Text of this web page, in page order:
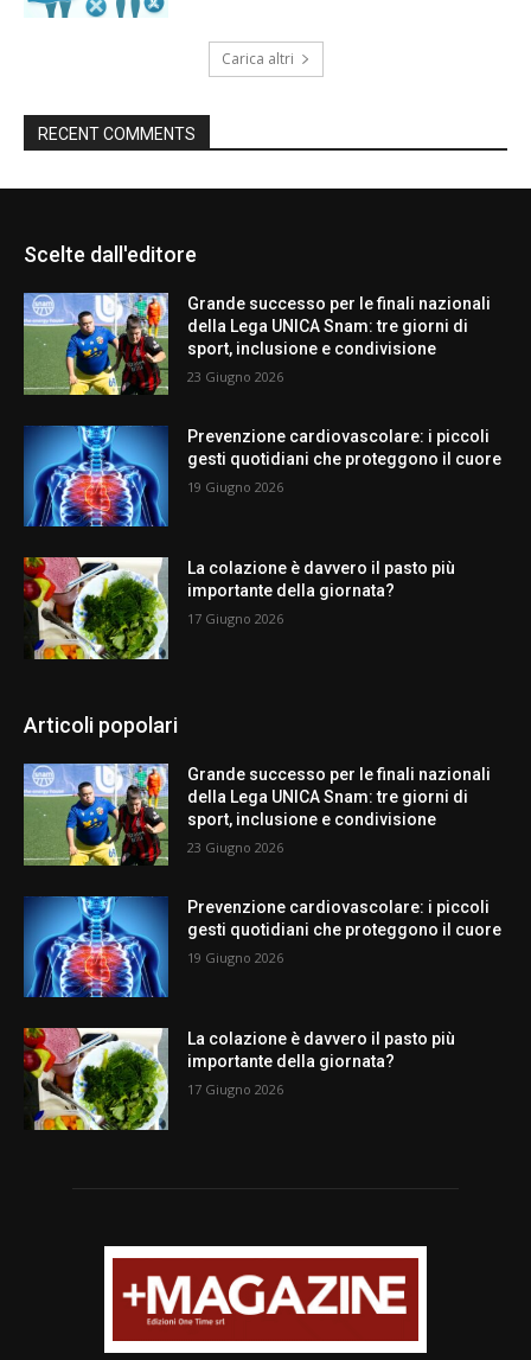
Carica altri
RECENT COMMENTS
Scelte dall'editore
Grande successo per le finali nazionali
della Lega UNICA Snam: tre giorni di
sport, inclusione e condivisione
23 Giugno 2026
Prevenzione cardiovascolare: i piccoli
gesti quotidiani che proteggono il cuore
19 Giugno 2026
La colazione è davvero il pasto più
importante della giornata?
17 Giugno 2026
Articoli popolari
Grande successo per le finali nazionali
della Lega UNICA Snam: tre giorni di
sport, inclusione e condivisione
23 Giugno 2026
Prevenzione cardiovascolare: i piccoli
gesti quotidiani che proteggono il cuore
19 Giugno 2026
La colazione è davvero il pasto più
importante della giornata?
17 Giugno 2026